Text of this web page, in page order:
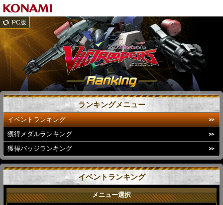
PC版
ランキングメニュー
イベントランキング
獲得メダルランキング
獲得バッジランキング
イベントランキング
メニュー選択